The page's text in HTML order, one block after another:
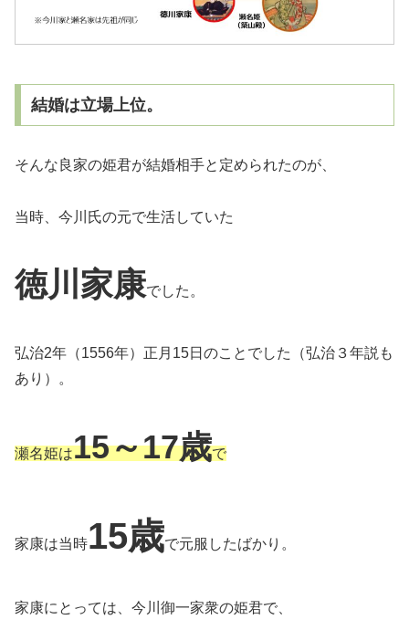
結婚は立場上位。
そんな良家の姫君が結婚相手と定められたのが、
当時、今川氏の元で生活していた
徳川家康でした。
弘治2年（1556年）正月15日のことでした（弘治３年説も
あり）。
瀬名姫は15～17歳で
家康は当時15歳で元服したばかり。
家康にとっては、今川御一家衆の姫君で、